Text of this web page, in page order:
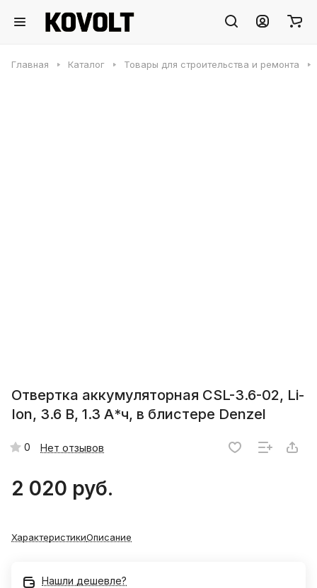
Главная Каталог Товары для строительства и ремонта
Отвертка аккумуляторная CSL-3.6-02, Li-
Ion, 3.6 В, 1.3 А*ч, в блистере Denzel
0 Нет отзывов
2 020 руб.
ХарактеристикиОписание
Нашли дешевле?